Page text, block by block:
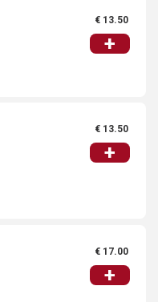
€ 13.50
+
€ 13.50
+
€ 17.00
+